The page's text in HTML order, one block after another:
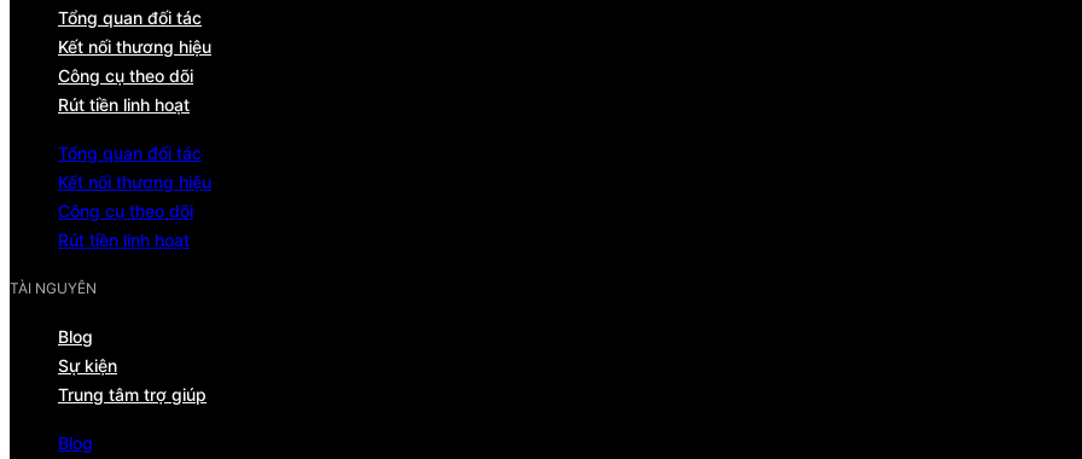
Tổng quan đối tác
Kết nối thương hiệu
Công cụ theo dõi
Rút tiền linh hoạt
Tổng quan đối tác
Kết nối thương hiệu
Công cụ theo dõi
Rút tiền linh hoạt
TÀI NGUYÊN
Blog
Sự kiện
Trung tâm trợ giúp
Blog